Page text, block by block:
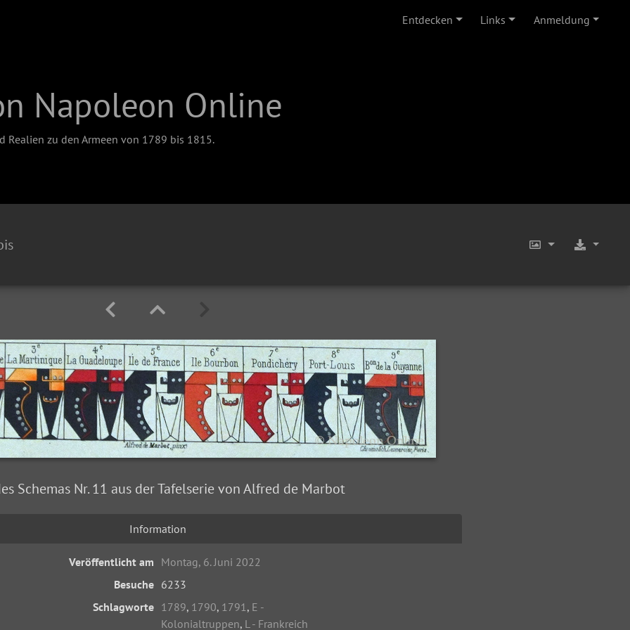
Entdecken Links Anmeldung
Napoleon Online
zu den Armeen von 1789 bis 1815.
Schemas Nr. 11 aus der Tafelserie von Alfred de Marbot
Information
Veröffentlicht am Montag, 6. Juni 2022
Besuche 6233
Schlagworte 1789, 1790, 1791, E -
Kolonialtruppen, L - Frankreich